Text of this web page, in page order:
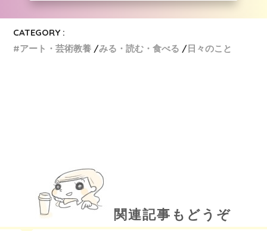
CATEGORY :
#アート・芸術教養
みる・読む・食べる 日々のこと
関連記事もどうぞ